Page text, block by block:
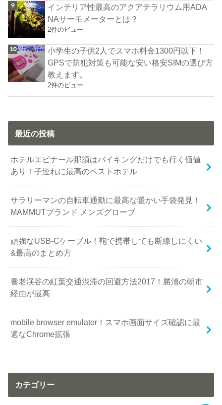
インテリア性最高のアクアテラリウム用ADA
NAサーモメーターとは？
2件のビュー
小学生の子供2人でスマホ料金1300円以下！
GPSで防犯対策も可能な安い格安SIMの選び方
教えます。
2件のビュー
最近の投稿
ホテルエピナール那須はバイキングだけでも行く価値
あり！子連れに最高のベストホテル
サラリーマンの自転車通勤に最高な暖かい手袋発見！
MAMMUTブランド メンズグローブ
頑強なUSB-Cケーブル！鞄で携帯しても断線しにくい
&最高のまとめ方
養老渓谷の紅葉交通渋滞の回避方法2017！勝浦の朝市
経由が最高
mobile browser emulator！スマホ画面サイズ確認に最
適なChrome拡張
カテゴリー